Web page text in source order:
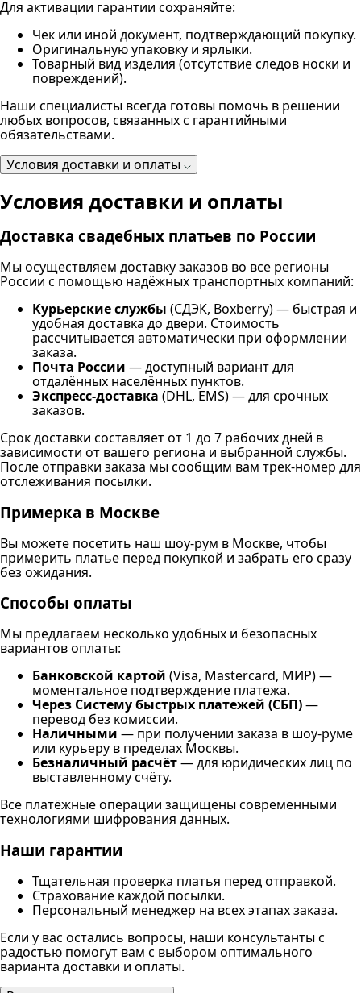
Для активации гарантии сохраняйте:
Чек или иной документ, подтверждающий покупку.
Оригинальную упаковку и ярлыки.
Товарный вид изделия (отсутствие следов носки и
повреждений).
Наши специалисты всегда готовы помочь в решении
любых вопросов, связанных с гарантийными
обязательствами.
Условия доставки и оплаты
Условия доставки и оплаты
Доставка свадебных платьев по России
Мы осуществляем доставку заказов во все регионы
России с помощью надёжных транспортных компаний:
Курьерские службы (СДЭК, Boxberry) — быстрая и
удобная доставка до двери. Стоимость
рассчитывается автоматически при оформлении
заказа.
Почта России — доступный вариант для
отдалённых населённых пунктов.
Экспресс-доставка (DHL, EMS) — для срочных
заказов.
Срок доставки составляет от 1 до 7 рабочих дней в
зависимости от вашего региона и выбранной службы.
После отправки заказа мы сообщим вам трек-номер для
отслеживания посылки.
Примерка в Москве
Вы можете посетить наш шоу-рум в Москве, чтобы
примерить платье перед покупкой и забрать его сразу
без ожидания.
Способы оплаты
Мы предлагаем несколько удобных и безопасных
вариантов оплаты:
Банковской картой (Visa, Mastercard, МИР) —
моментальное подтверждение платежа.
Через Систему быстрых платежей (СБП)—
перевод без комиссии.
Наличными — при получении заказа в шоу-руме
или курьеру в пределах Москвы.
Безналичный расчёт— для юридических лиц по
выставленному счёту.
Все платёжные операции защищены современными
технологиями шифрования данных.
Наши гарантии
Тщательная проверка платья перед отправкой.
Страхование каждой посылки.
Персональный менеджер на всех этапах заказа.
Если у вас остались вопросы, наши консультанты с
радостью помогут вам с выбором оптимального
варианта доставки и оплаты.